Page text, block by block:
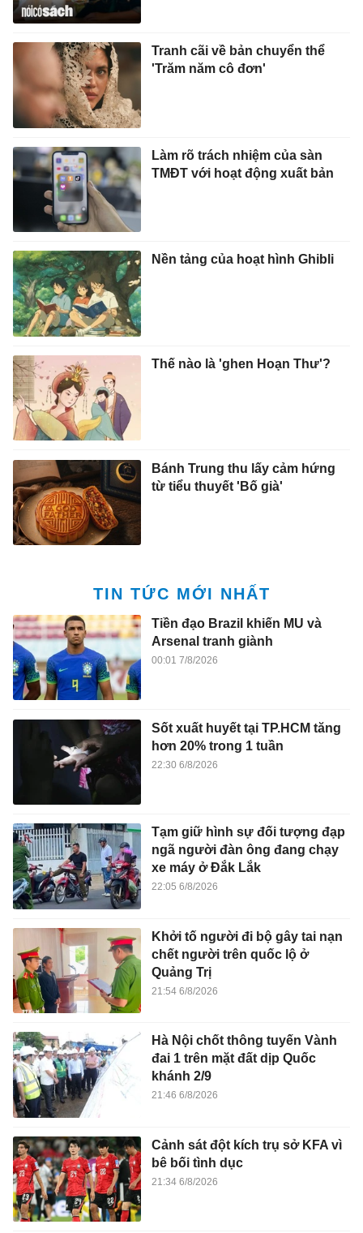
Tranh cãi về bản chuyển thể
'Trăm năm cô đơn'
Làm rõ trách nhiệm của sàn
TMĐT với hoạt động xuất bản
Nền tảng của hoạt hình Ghibli
Thế nào là 'ghen Hoạn Thư'?
Bánh Trung thu lấy cảm hứng
từ tiểu thuyết 'Bố già'
TIN TỨC MỚI NHẤT
Tiền đạo Brazil khiến MU và
Arsenal tranh giành
00:01 7/8/2026
Sốt xuất huyết tại TP.HCM tăng
hơn 20% trong 1 tuần
22:30 6/8/2026
Tạm giữ hình sự đối tượng đạp
ngã người đàn ông đang chạy
xe máy ở Đắk Lắk
22:05 6/8/2026
Khởi tố người đi bộ gây tai nạn
chết người trên quốc lộ ở
Quảng Trị
21:54 6/8/2026
Hà Nội chốt thông tuyến Vành
đai 1 trên mặt đất dịp Quốc
khánh 2/9
21:46 6/8/2026
Cảnh sát đột kích trụ sở KFA vì
bê bối tình dục
21:34 6/8/2026